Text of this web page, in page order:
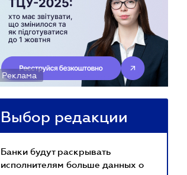
Реклама
Выбор редакции
Банки будут раскрывать
исполнителям больше данных о